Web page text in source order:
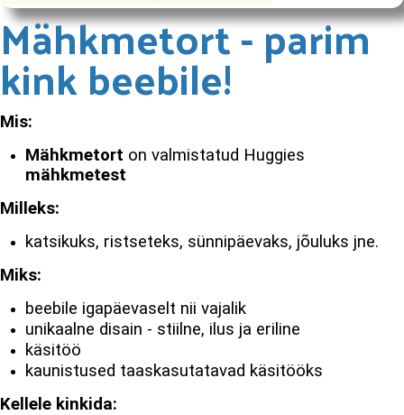
Mähkmetort - parim
kink beebile!
Mis:
Mähkmetort on valmistatud Huggies
mähkmetest
Milleks:
katsikuks, ristseteks, sünnipäevaks, jõuluks jne.
Miks:
beebile igapäevaselt nii vajalik
unikaalne disain - stiilne, ilus ja eriline
käsitöö
kaunistused taaskasutatavad käsitööks
Kellele kinkida: